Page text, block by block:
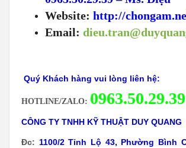
Website: http://
Email:
Quý Khách hàng vui lòng liên hệ:
HOTLINE/ZALO: 0963.50.29.39
CÔNG TY TNHH KỸ THUẬT DUY QUANG
Đc: 1100/2 Tỉnh Lộ 43, Phường Bình